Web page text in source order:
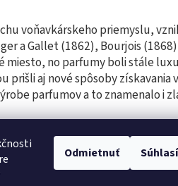
Odmietnuť
voňavkárskeho priemyslu,
a Gallet (1862), Bourjois
no parfumy boli stále
prišli aj nové spôsoby
parfumov a to znamenalo i
k výživovým doplnkom a